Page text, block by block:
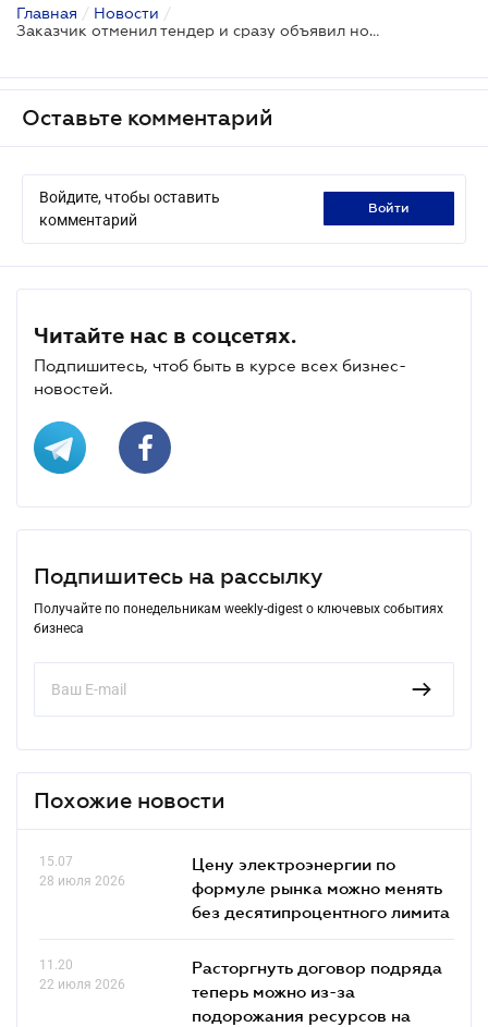
Главная / Новости /
Заказчик отменил тендер и сразу объявил новый. Верховный Суд оценил такое поведение
Оставьте комментарий
Войдите, чтобы оставить
комментарий
войти
Читайте нас в соцсетях.
Подпишитесь, чтоб быть в курсе всех бизнес-
новостей.
Подпишитесь на рассылку
Получайте по понедельникам weekly-digest о ключевых событиях
бизнеса
Похожие новости
15.07
28 июля 2026
Цену электроэнергии по
формуле рынка можно менять
без десятипроцентного лимита
11.20
22 июля 2026
Расторгнуть договор подряда
теперь можно из-за
подорожания ресурсов на